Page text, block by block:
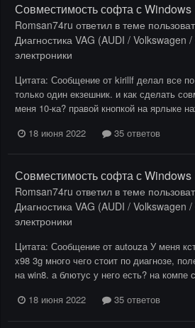
Совместимость софта с Windows
Romsan74ru ответил в теме
Диагностика VAG (AUDI / Volkswagen
электроники
Цитата: Сообщение от kirillf делал все
только один екзешник. и как сделать
меня 10-ка? правой кнопкой на ярлыке
18 июня 2022
35 ответов
Совместимость софта с Windows
Romsan74ru ответил в теме
Диагностика VAG (AUDI / Volkswagen
электроники
Цитата: Сообщение от autouza У меня
x98 3g много чего стоит по диагнозе,
на win8. а блютус у него есть? на компе
18 июня 2022
35 ответов